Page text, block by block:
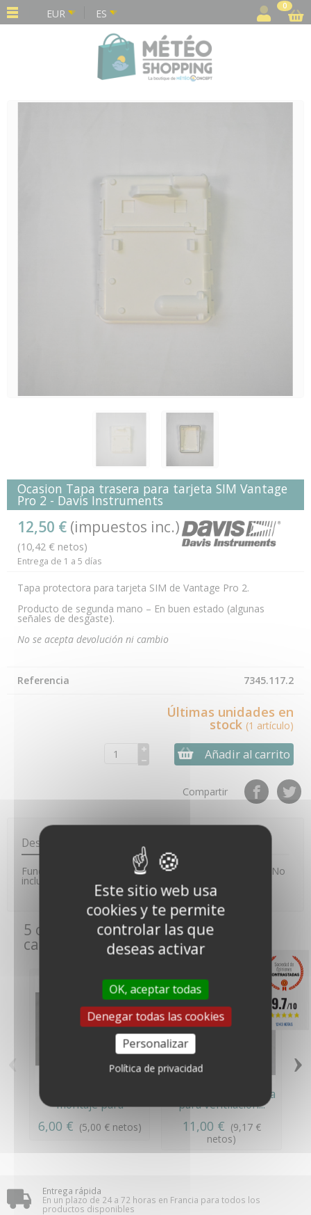
EUR ES
0
Ocasion Tapa trasera para tarjeta SIM Vantage
Pro 2 - Davis Instruments
12,50 € (impuestos inc.)
(10,42 € netos)
Entrega de 1 a 5 días
Tapa protectora para tarjeta SIM de Vantage Pro 2.
Producto de segunda mano – En buen estado (algunas
señales de desgaste).
No se acepta devolución ni cambio
Referencia 7345.117.2
Últimas unidades en
stock (1 artículo)
Añadir al carrito
Compartir
Descripción
Funda protectora para la tarjeta SIM de Vantage Pro 2. No
incluye puerta con o sin panel solar.
5 otros productos de la misma
categoría:
montaje para
carcasa...
6,00 € (5,00 € netos)
Usado - Placa cerrada
para ventilación...
11,00 € (9,17 €
netos)
›
Entrega rápida
En un plazo de 24 a 72 horas en Francia para todos los
productos disponibles
9.7/10
1243 NOTAS
Panel de gestión de cookies
Este sitio web usa
cookies y te permite
controlar las que
deseas activar
OK, aceptar todas
Denegar todas las cookies
Personalizar
Política de privacidad